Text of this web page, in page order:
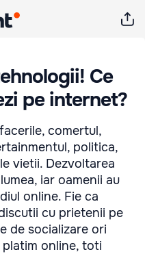
Ce
pe internet?
comertul,
politica,
vietii. Dezvoltarea
iar oamenii au
online. Fie ca
cu prietenii pe
de socializare ori
online, toti